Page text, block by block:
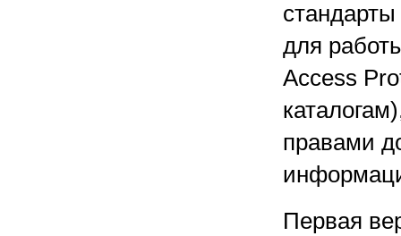
для
Access
правами
Первая